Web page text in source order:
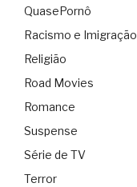
QuasePornô
Racismo e Imigração
Religião
Road Movies
Romance
Suspense
Série de TV
Terror